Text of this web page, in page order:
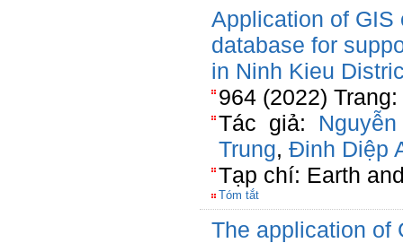
Application of GIS
database for
in Ninh Kieu
964 (2022)
Tác giả:
Trung, Đinh Diệp
Tạp chí: Earth
Tóm tắt
The application of